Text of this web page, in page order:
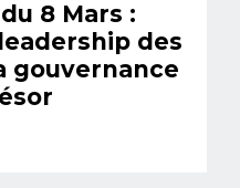
8 Mars :
des
gouvernance